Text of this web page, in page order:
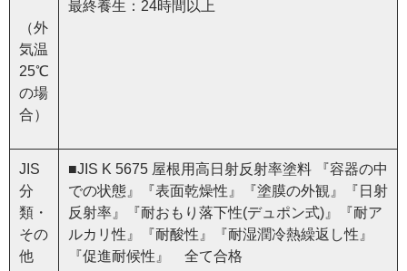
（外
気温
25℃
の場
合）
最終養生：24時間以上
JIS
分
類・
その
他
■JIS K 5675 屋根用高日射反射率塗料 『容器の中
での状態』『表面乾燥性』『塗膜の外観』『日射
反射率』『耐おもり落下性(デュポン式)』『耐ア
ルカリ性』『耐酸性』『耐湿潤冷熱繰返し性』
『促進耐候性』 全て合格